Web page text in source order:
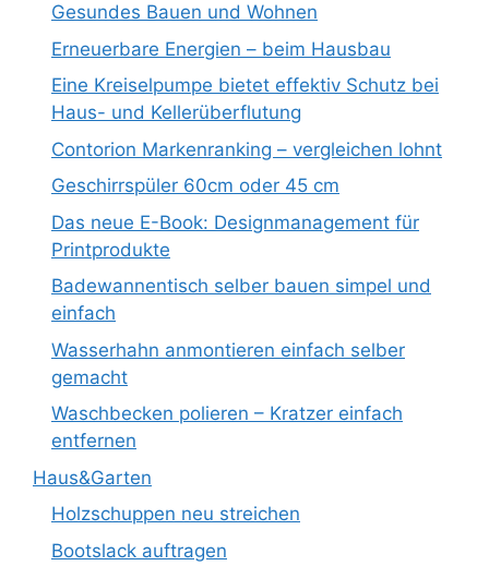
Gesundes Bauen und Wohnen
Erneuerbare Energien – beim Hausbau
Eine Kreiselpumpe bietet effektiv Schutz bei
Haus- und Kellerüberflutung
Contorion Markenranking – vergleichen lohnt
Geschirrspüler 60cm oder 45 cm
Das neue E-Book: Designmanagement für
Printprodukte
Badewannentisch selber bauen simpel und
einfach
Wasserhahn anmontieren einfach selber
gemacht
Waschbecken polieren – Kratzer einfach
entfernen
Haus&Garten
Holzschuppen neu streichen
Bootslack auftragen